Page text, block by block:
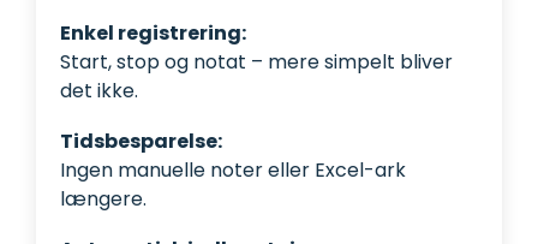
Enkel registrering:
Start, stop og notat – mere simpelt bliver
det ikke.
Tidsbesparelse:
Ingen manuelle noter eller Excel-ark
længere.